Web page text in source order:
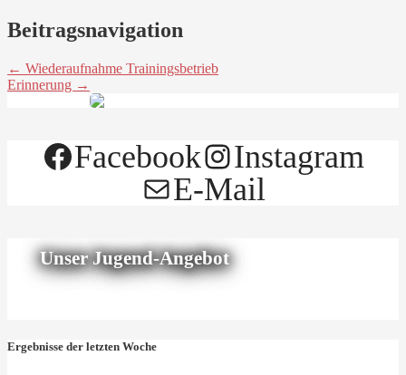
Beitragsnavigation
← Wiederaufnahme Trainingsbetrieb
Erinnerung →
Facebook
Instagram
E-Mail
Unser Jugend-Angebot
Ergebnisse der letzten Woche